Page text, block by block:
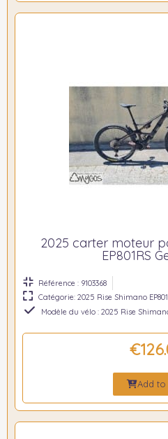
2025 carter moteur
EP801RS
Référence : 9103368
Catégorie: 2025 Rise Shimano
Modèle du vélo : 2025 Rise
Add